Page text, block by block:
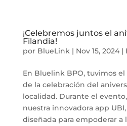
¡Celebremos juntos el
Filandia!
por BlueLink| Nov 15, 2024|
En Bluelink BPO, tuvimos
de la celebración del
localidad. Durante el
nuestra innovadora app
diseñada para empoderar a